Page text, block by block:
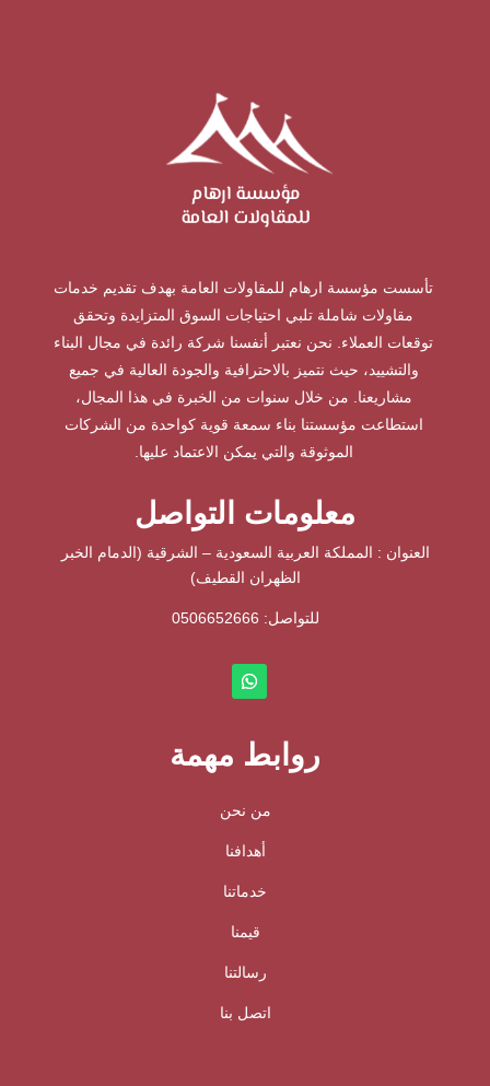
تأسست مؤسسة ارهام للمقاولات العامة بهدف تقديم خدمات
مقاولات شاملة تلبي احتياجات السوق المتزايدة وتحقق
توقعات العملاء. نحن نعتبر أنفسنا شركة رائدة في مجال البناء
والتشييد، حيث نتميز بالاحترافية والجودة العالية في جميع
مشاريعنا. من خلال سنوات من الخبرة في هذا المجال،
استطاعت مؤسستنا بناء سمعة قوية كواحدة من الشركات
الموثوقة والتي يمكن الاعتماد عليها.
معلومات التواصل
العنوان : المملكة العربية السعودية – الشرقية (الدمام الخبر
الظهران القطيف)
للتواصل: ⁦ 0506652666
روابط مهمة
من نحن
أهدافنا
خدماتنا
قيمنا
رسالتنا
اتصل بنا